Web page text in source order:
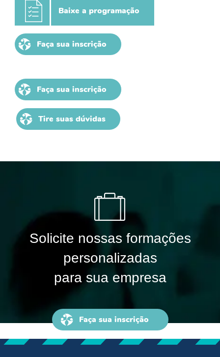
Baixe a programação
Faça sua inscrição
Faça sua inscrição
Tire suas dúvidas
Solicite nossas formações
personalizadas
para sua empresa
Faça sua inscrição